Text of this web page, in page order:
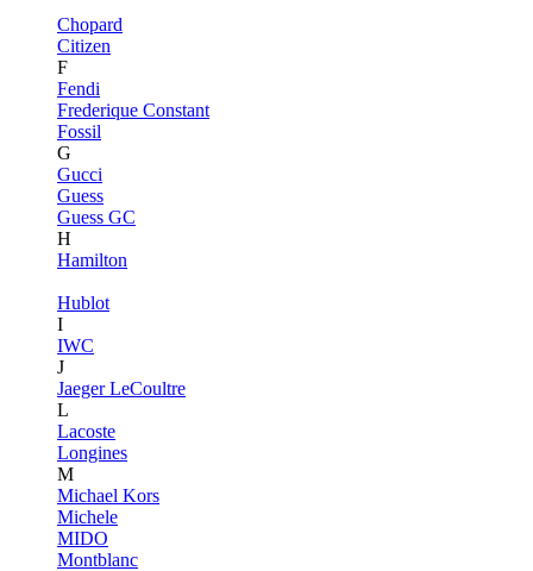
Chopard
Citizen
F
Fendi
Frederique Constant
Fossil
G
Gucci
Guess
Guess GC
H
Hamilton
Hublot
I
IWC
J
Jaeger LeCoultre
L
Lacoste
Longines
M
Michael Kors
Michele
MIDO
Montblanc